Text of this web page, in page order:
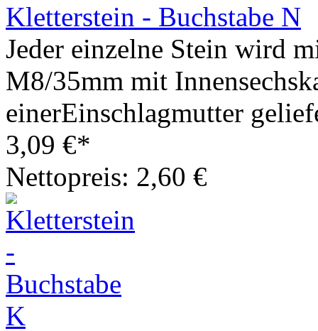
Kletterstein - Buchstabe N
Jeder einzelne Stein wird
M8/35mm mit
einerEinschlagmutter
3,09 €*
Nettopreis: 2,60 €